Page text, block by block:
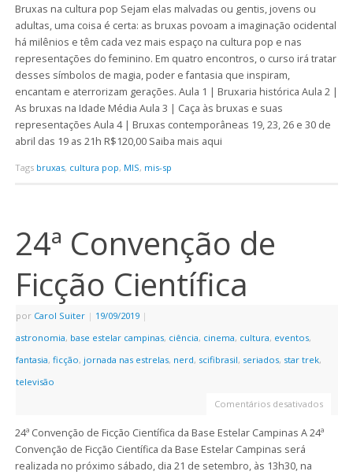
Bruxas na cultura pop Sejam elas malvadas ou gentis, jovens ou
adultas, uma coisa é certa: as bruxas povoam a imaginação ocidental
há milênios e têm cada vez mais espaço na cultura pop e nas
representações do feminino. Em quatro encontros, o curso irá tratar
desses símbolos de magia, poder e fantasia que inspiram,
encantam e aterrorizam gerações. Aula 1 | Bruxaria histórica Aula 2 |
As bruxas na Idade Média Aula 3 | Caça às bruxas e suas
representações Aula 4 | Bruxas contemporâneas 19, 23, 26 e 30 de
abril das 19 as 21h R$120,00 Saiba mais aqui
Tags bruxas, cultura pop, MIS, mis-sp
24ª Convenção de
Ficção Científica
por Carol Suiter | 19/09/2019 |
astronomia, base estelar campinas, ciência, cinema, cultura, eventos,
fantasia, ficção, jornada nas estrelas, nerd, scifibrasil, seriados, star trek,
televisão
Comentários desativados
24ª Convenção de Ficção Científica da Base Estelar Campinas A 24ª
Convenção de Ficção Científica da Base Estelar Campinas será
realizada no próximo sábado, dia 21 de setembro, às 13h30, na